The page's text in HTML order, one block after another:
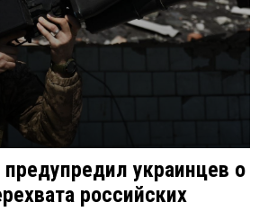
украинцев о
российских